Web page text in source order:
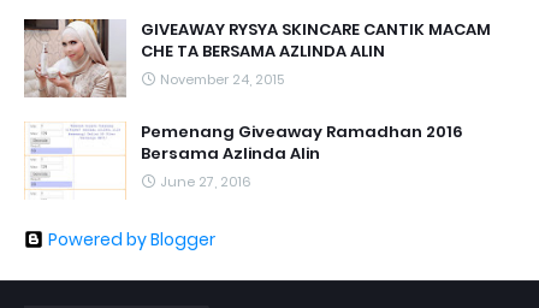
GIVEAWAY RYSYA SKINCARE CANTIK MACAM
CHE TA BERSAMA AZLINDA ALIN
November 24, 2015
Pemenang Giveaway Ramadhan 2016
Bersama Azlinda Alin
June 27, 2016
Powered by Blogger